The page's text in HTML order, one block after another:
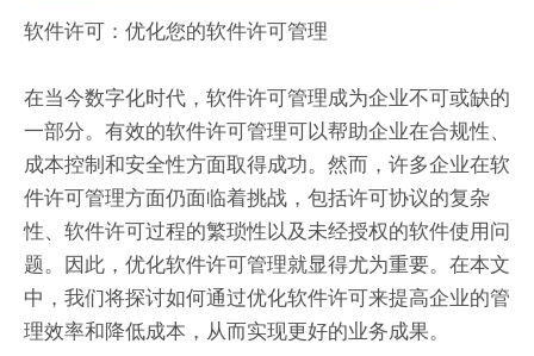
软件许可：优化您的软件许可管理
在当今数字化时代，软件许可管理成为企业不可或缺的
一部分。有效的软件许可管理可以帮助企业在合规性、
成本控制和安全性方面取得成功。然而，许多企业在软
件许可管理方面仍面临着挑战，包括许可协议的复杂
性、软件许可过程的繁琐性以及未经授权的软件使用问
题。因此，优化软件许可管理就显得尤为重要。在本文
中，我们将探讨如何通过优化软件许可来提高企业的管
理效率和降低成本，从而实现更好的业务成果。